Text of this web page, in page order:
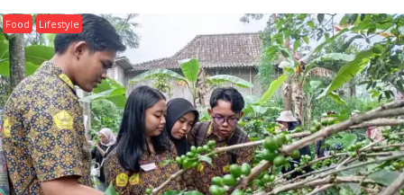
Food Lifestyle